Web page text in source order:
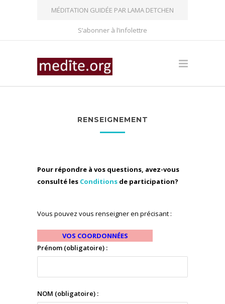
MÉDITATION GUIDÉE PAR LAMA DETCHEN
S’abonner à l’infolettre
RENSEIGNEMENT
Pour répondre à vos questions, avez-vous
consulté les Conditions de participation?
Vous pouvez vous renseigner en précisant :
VOS COORDONNÉES
Prénom (obligatoire) :
NOM (obligatoire) :